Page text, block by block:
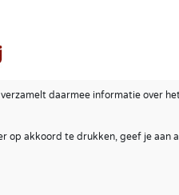
daarmee informatie over
op akkoord te drukken, geef je